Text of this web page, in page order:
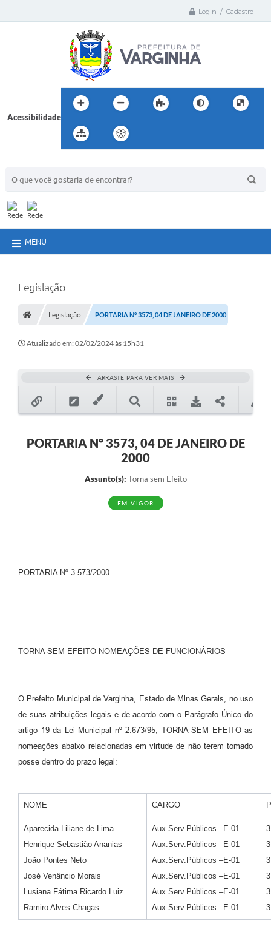
Login / Cadastro
Acessibilidade
MENU
Legislação
Legislação PORTARIA Nº 3573, 04 DE JANEIRO DE 2000
Atualizado em: 02/02/2024 às 15h31
ARRASTE PARA VER MAIS
PORTARIA Nº 3573, 04 DE JANEIRO DE
2000
Assunto(s): Torna sem Efeito
EM VIGOR
PORTARIA Nº 3.573/2000
TORNA SEM EFEITO NOMEAÇÕES DE FUNCIONÁRIOS
O Prefeito Municipal de Varginha, Estado de Minas Gerais, no uso
de suas atribuições legais e de acordo com o Parágrafo Único do
artigo 19 da Lei Municipal nº 2.673/95; TORNA SEM EFEITO as
nomeações abaixo relacionadas em virtude de não terem tomado
posse dentro do prazo legal:
NOME CARGO
Aparecida Liliane de Lima
Henrique Sebastião Ananias
João Pontes Neto
José Venâncio Morais
Lusiana Fátima Ricardo Luiz
Ramiro Alves Chagas
Aux.Serv.Públicos –E-01
Aux.Serv.Públicos –E-01
Aux.Serv.Públicos –E-01
Aux.Serv.Públicos –E-01
Aux.Serv.Públicos –E-01
Aux.Serv.Públicos –E-01